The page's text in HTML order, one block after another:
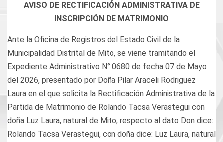
AVISO DE RECTIFICACIÓN ADMINISTRATIVA DE
INSCRIPCIÓN DE MATRIMONIO
Ante la Oficina de Registros del Estado Civil de la
Municipalidad Distrital de Mito, se viene tramitando el
Expediente Administrativo N° 0680 de fecha 07 de Mayo
del 2026, presentado por Doña Pilar Araceli Rodriguez
Laura en el que solicita la Rectificación Administrativa de la
Partida de Matrimonio de Rolando Tacsa Verastegui con
doña Luz Laura, natural de Mito, respecto al dato Don dice:
Rolando Tacsa Verastegui, con doña dice: Luz Laura, natural